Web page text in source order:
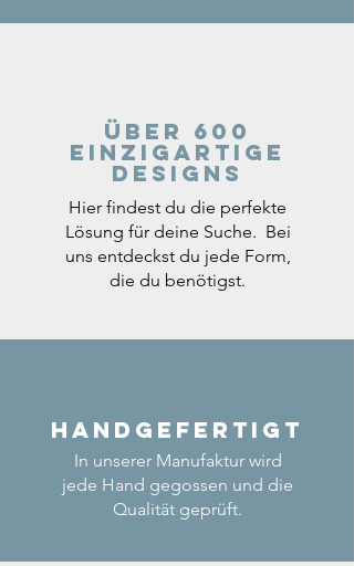
Über 600
einzigartige
Designs
Hier findest du die perfekte
Lösung für deine Suche. Bei
uns entdeckst du jede Form,
die du benötigst.
Handgefertigt
In unserer Manufaktur wird
jede Hand gegossen und die
Qualität geprüft.